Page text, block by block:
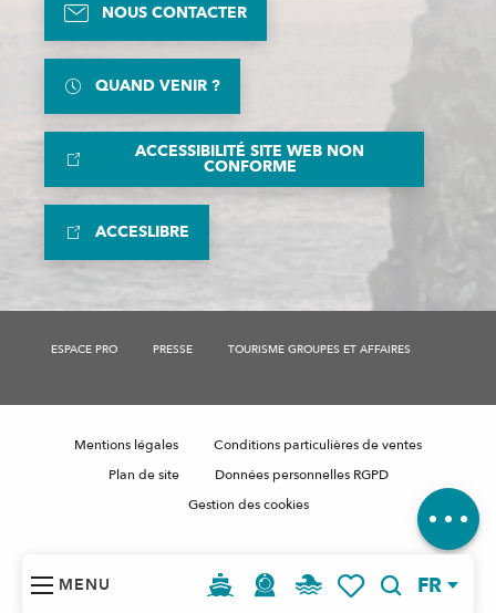
MENU FR
Avis
NOUS CONTACTER
QUAND VENIR ?
ACCESSIBILITÉ SITE WEB NON
CONFORME
ACCESLIBRE
ESPACE PRO PRESSE TOURISME GROUPES ET AFFAIRES
Mentions légales
Conditions particulières de ventes
Plan de site
Données personnelles RGPD
Gestion des cookies